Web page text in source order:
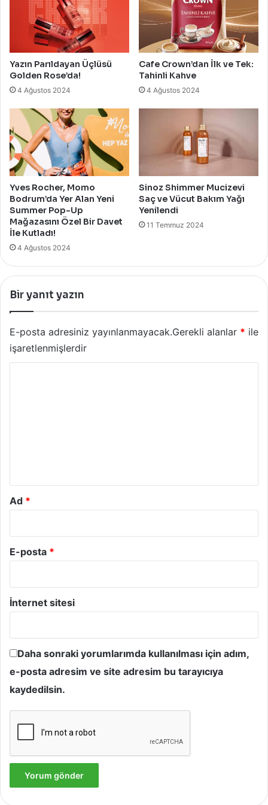
Yazın Parıldayan Üçlüsü
Golden Rose’da!
4 Ağustos 2024
Cafe Crown’dan İlk ve Tek:
Tahinli Kahve
4 Ağustos 2024
Yves Rocher, Momo
Bodrum’da Yer Alan Yeni
Summer Pop-Up
Mağazasını Özel Bir Davet
İle Kutladı!
4 Ağustos 2024
Sinoz Shimmer Mucizevi
Saç ve Vücut Bakım Yağı
Yenilendi
11 Temmuz 2024
Bir yanıt yazın
E-posta adresiniz yayınlanmayacak.Gerekli alanlar * ile
işaretlenmişlerdir
Ad *
E-posta *
İnternet sitesi
Daha sonraki yorumlarımda kullanılması için adım,
e-posta adresim ve site adresim bu tarayıcıya
kaydedilsin.